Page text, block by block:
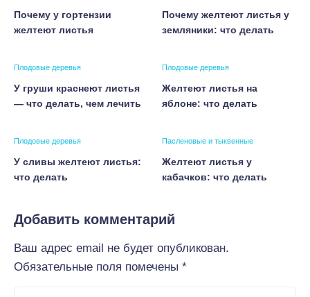
Почему у гортензии
желтеют листья
Почему желтеют листья у
земляники: что делать
Плодовые деревья
У груши краснеют листья
— что делать, чем лечить
Плодовые деревья
Желтеют листья на
яблоне: что делать
Плодовые деревья
У сливы желтеют листья:
что делать
Пасленовые и тыквенные
Желтеют листья у
кабачков: что делать
Добавить комментарий
Ваш адрес email не будет опубликован.
Обязательные поля помечены *